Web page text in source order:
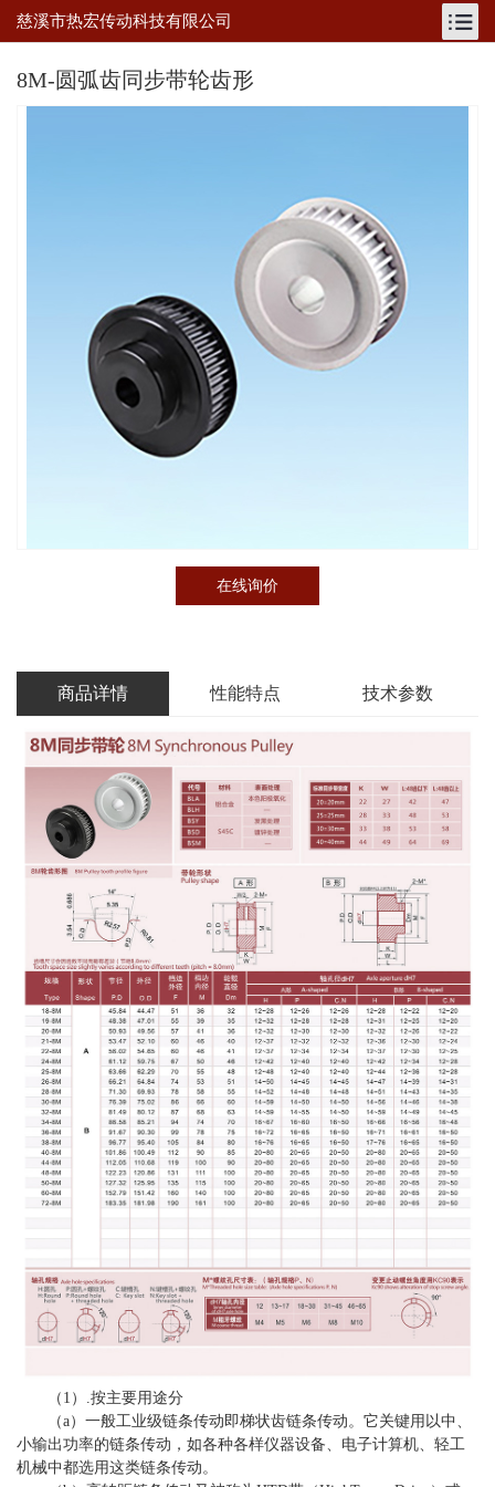
慈溪市热宏传动科技有限公司
8M-圆弧齿同步带轮齿形
在线询价
商品详情 性能特点 技术参数
（1）.按主要用途分
（a）一般工业级链条传动即梯状齿链条传动。它关键用以中、
小输出功率的链条传动，如各种各样仪器设备、电子计算机、轻工
机械中都选用这类链条传动。